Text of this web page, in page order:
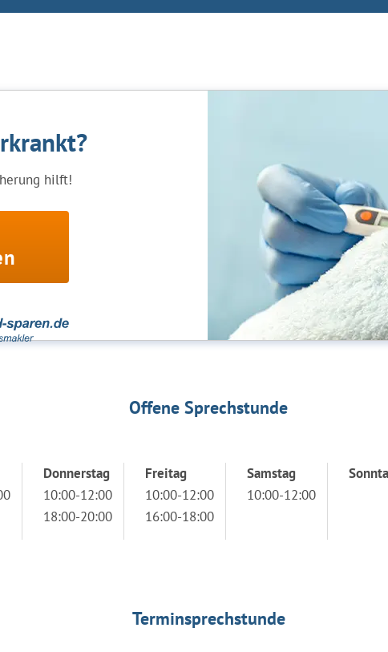
hilft!
Offene Sprechstunde
Donnerstag
10:00-12:00
18:00-20:00
Freitag
10:00-12:00
16:00-18:00
Samstag
10:00-12:00
Terminsprechstunde